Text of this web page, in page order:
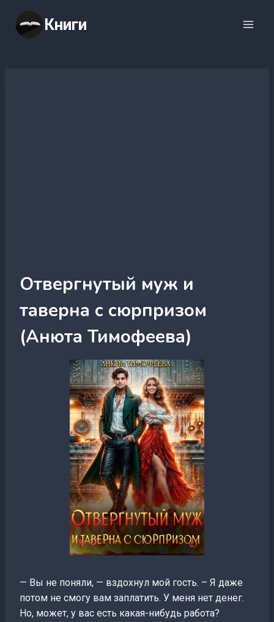
содержимому
Книги
Отвергнутый муж и
таверна с сюрпризом
(Анюта Тимофеева)
— Вы не поняли, — вздохнул мой гость. – Я даже
потом не смогу вам заплатить. У меня нет денег.
Но, может, у вас есть какая-нибудь работа?